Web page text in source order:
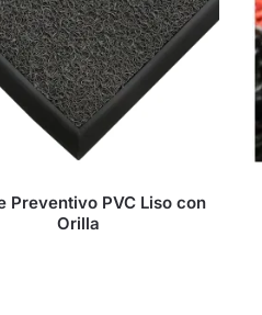
Preventivo PVC Liso con
Orilla